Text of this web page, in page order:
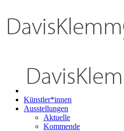
Künstler*innen
Ausstellungen
Aktuelle
Kommende